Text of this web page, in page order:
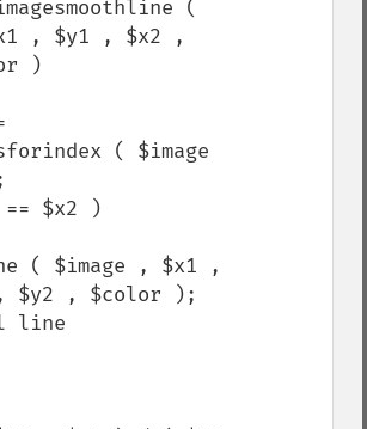
, $y1 , $x2 ,
)
( $image
$y2 , $color );
line